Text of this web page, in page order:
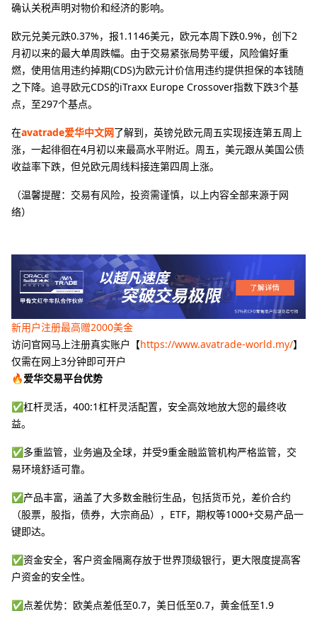
确认关税声明对物价和经济的影响。
欧元兑美元跌0.37%，报1.1146美元，欧元本周下跌0.9%，创下2
月初以来的最大单周跌幅。由于交易紧张局势平缓，风险偏好重
燃，使用信用违约掉期(CDS)为欧元计价信用违约提供担保的本钱随
之下降。追寻欧元CDS的iTraxx Europe Crossover指数下跌3个基
点，至297个基点。
在avatrade爱华中文网了解到，英镑兑欧元周五实现接连第五周上
涨，一起徘徊在4月初以来最高水平附近。周五，美元跟从美国公债
收益率下跌，但兑欧元周线料接连第四周上涨。
（温馨提醒：交易有风险，投资需谨慎，以上内容全部来源于网
络）
新用户注册最高赠2000美金
访问官网马上注册真实账户【https://www.avatrade-world.my/】
仅需在网上3分钟即可开户
🔥爱华交易平台优势
✅杠杆灵活，400:1杠杆灵活配置，安全高效地放大您的最终收
益。
✅多重监管，业务遍及全球，并受9重金融监管机构严格监管，交
易环境舒适可靠。
✅产品丰富，涵盖了大多数金融衍生品，包括货币兑，差价合约
（股票，股指，债券，大宗商品），ETF，期权等1000+交易产品一
键即达。
✅资金安全，客户资金隔离存放于世界顶级银行，更大限度提高客
户资金的安全性。
✅点差优势：欧美点差低至0.7，美日低至0.7，黄金低至1.9